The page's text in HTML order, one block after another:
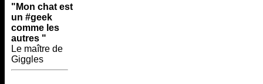
"Mon chat est
un #geek
comme les
autres "
Le maître de
Giggles